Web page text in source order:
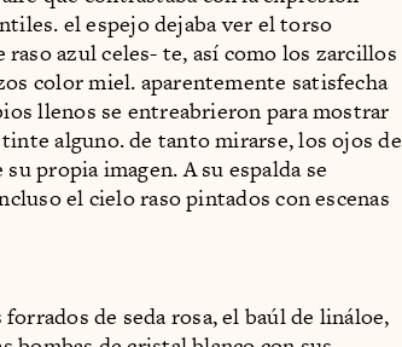
el espejo dejaba ver el torso
azul celes- te, así como los zarcillos
color miel. aparentemente satisfecha
llenos se entreabrieron para mostrar
alguno. de tanto mirarse, los ojos de
propia imagen. A su espalda se
el cielo raso pintados con escenas
de seda rosa, el baúl de lináloe,